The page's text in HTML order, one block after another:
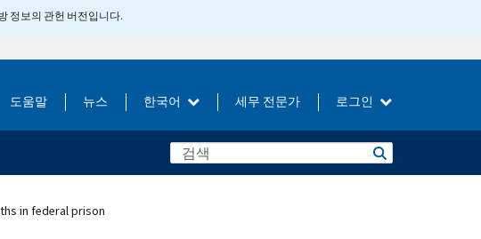
정보의 관헌 버전입니다.
도움말 뉴스 한국어 세무 전문가 로그인
in federal prison